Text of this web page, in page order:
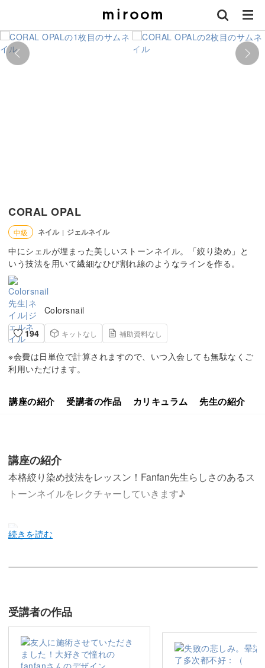
CORAL OPAL
中級 ネイル | ジェルネイル
中にシェルが埋まった美しいストーンネイル。「絞り染め」と
いう技法を用いて繊細なひび割れ線のようなラインを作る。
Colorsnail
194
キットなし 補助資料なし
※会費は日単位で計算されますので、いつ入会しても無駄なくご
利用いただけます。
講座の紹介 受講者の作品 カリキュラム 先生の紹介
講座の紹介
本格絞り染め技法をレッスン！Fanfan先生らしさのあるス
トーンネイルをレクチャーしていきます♪
この細かなラインが入った模様は、どうやって作っている
んだろう？と疑問に感じる方も多いのではないでしょう
か。
受講者の作品